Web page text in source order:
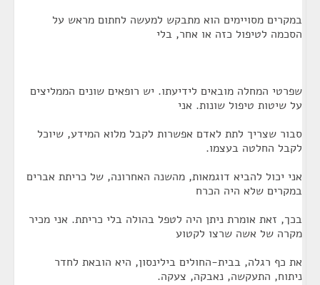
במקרים מסויימים הוא מתבקש למעשה לחתום מראש על
הסכמה לטיפול כזה או אחר, בלי
שפרטי המחלה מובאים לידיעתו. יש רופאים שונים הממליצים
על שיטות טיפול שונות. אני
סבור שצריך לתת לאדם אפשרות לקבל מלוא המידע, שיוכל
לקבל החלטה בעצמו.
אני יכול להביא דוגמאות, מהשנה האחרונה, של כריתת אברים
במקרים שלא היה הכרח
בכך, זאת אומרת ניתן היה לטפל בהולה בלי כריתת. אני מכיר
מקרה של אשה שרצו לקטוע
את כף רגלה, בבית-החולים בילינסון, היא הובאת לחדר
ניתוח, התעקשה, נאבקה, צעקה.